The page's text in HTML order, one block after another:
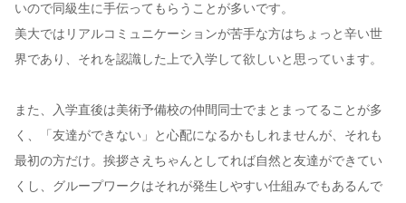
いので同級生に手伝ってもらうことが多いです。
美大ではリアルコミュニケーションが苦手な方はちょっと辛い世
界であり、それを認識した上で入学して欲しいと思っています。
また、入学直後は美術予備校の仲間同士でまとまってることが多
く、「友達ができない」と心配になるかもしれませんが、それも
最初の方だけ。挨拶さえちゃんとしてれば自然と友達ができてい
くし、グループワークはそれが発生しやすい仕組みでもあるんで